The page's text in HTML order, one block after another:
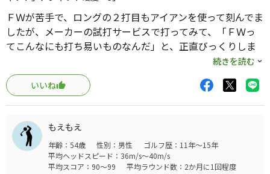
ＦＷが苦手で、ロングの２打目もアイアンを使って刻んでま
したが、メーカーの試打サービスで打ってみて、「ＦＷっ
てこんなにも打ち易いものなんだ」と、正直びっくりしま
した。５Ｗを最初に買い、続けて３Ｗも買いましたが、私
には５Ｗが合っているみたいで、レギュラーティーからの
ロング２打目は５Ｗで充分です。他メーカーの物も試打し
てみましたが、『これ』には敵いませんでした。皆さん、
買って損はないと思いますよ。
続きを読む
いいね
もえもえ
年齢：54歳 性別：男性
ゴルフ歴：11年～15年
平均ヘッドスピード：36m/s～40m/s
平均スコア：90～99
平均ラウンド数：2か月に1回程度